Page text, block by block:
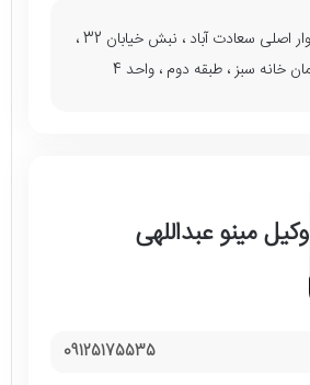
تهران ، بلوار اصلی سعادت آباد ، نبش خیابان 32 ،
وکیل مینو عبداللهی
09125175535